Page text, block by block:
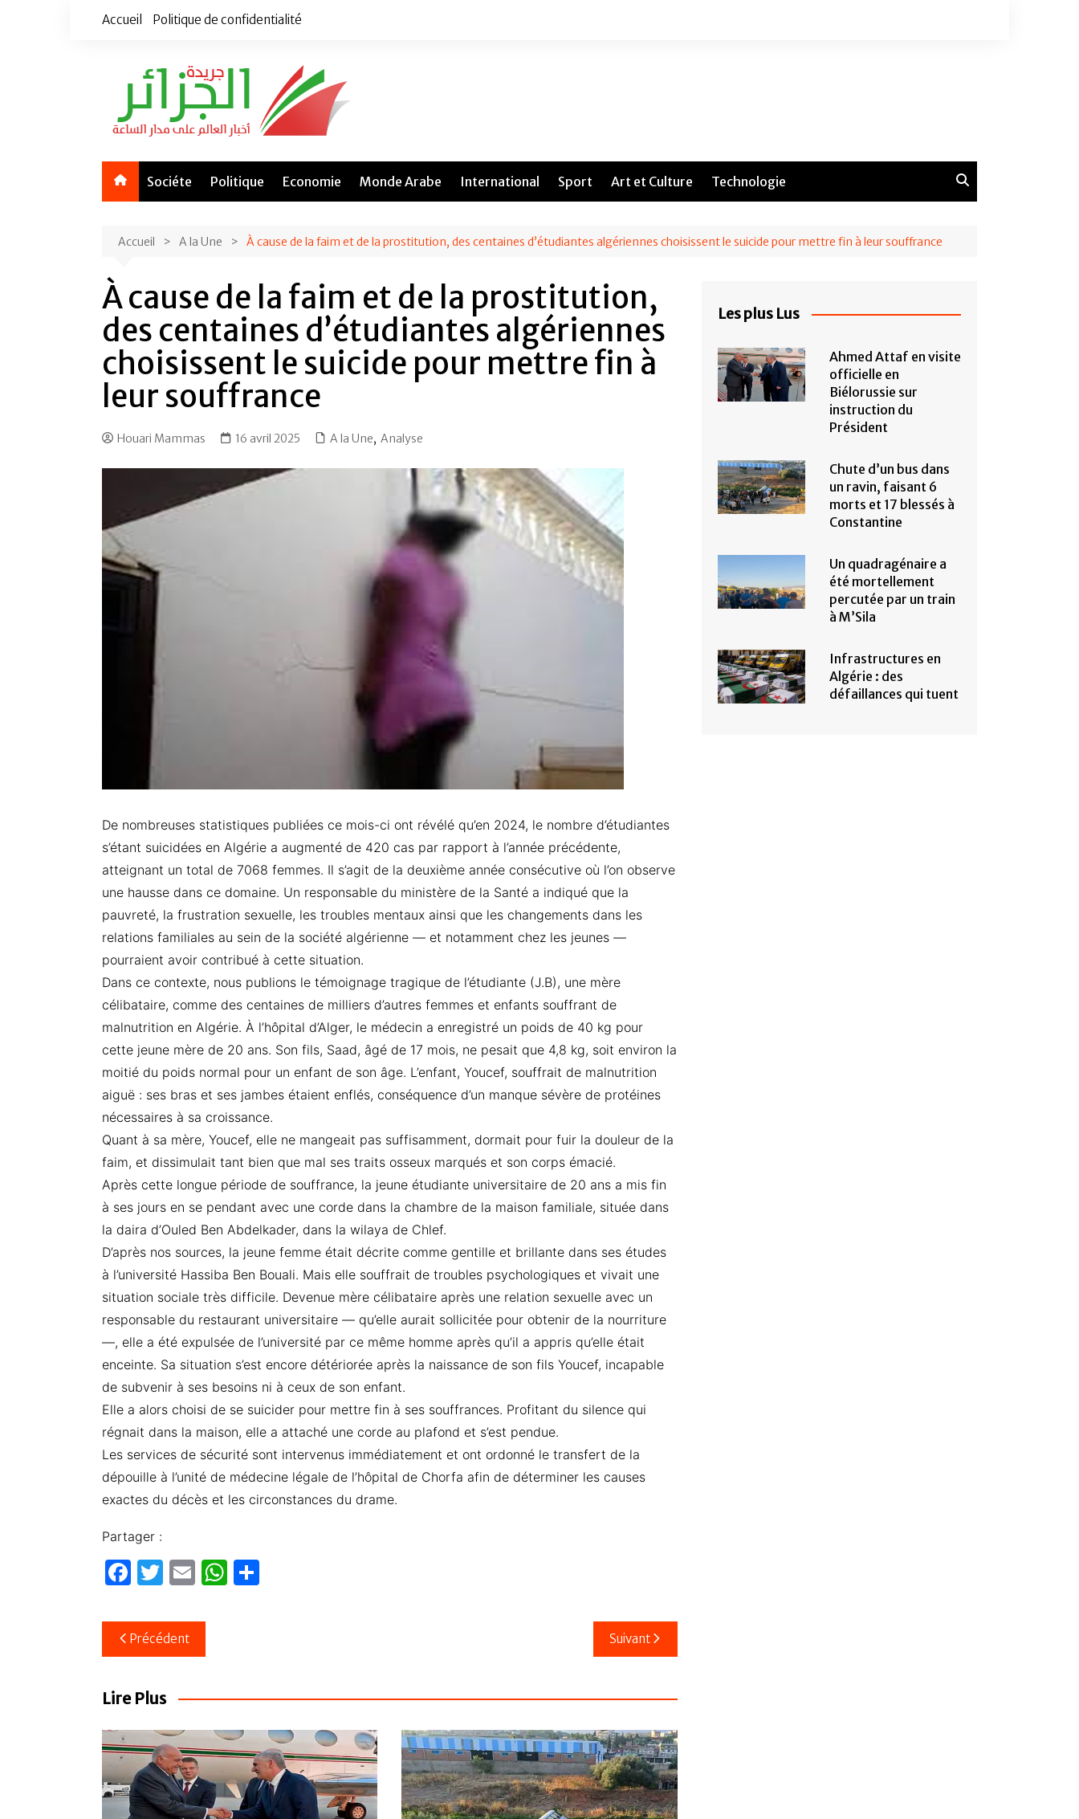
Accueil Politique de confidentialité
Sociéte Politique Economie Monde Arabe International Sport Art et Culture Technologie
Accueil A la Une À cause de la faim et de la prostitution, des centaines d’étudiantes algériennes choisissent le suicide pour mettre fin à leur souffrance
À cause de la faim et de la prostitution,
des centaines d’étudiantes algériennes
choisissent le suicide pour mettre fin à
leur souffrance
Houari Mammas 16 avril 2025 A la Une, Analyse
De nombreuses statistiques publiées ce mois-ci ont révélé qu’en 2024, le nombre d’étudiantes
s’étant suicidées en Algérie a augmenté de 420 cas par rapport à l’année précédente,
atteignant un total de 7068 femmes. Il s’agit de la deuxième année consécutive où l’on observe
une hausse dans ce domaine. Un responsable du ministère de la Santé a indiqué que la
pauvreté, la frustration sexuelle, les troubles mentaux ainsi que les changements dans les
relations familiales au sein de la société algérienne — et notamment chez les jeunes —
pourraient avoir contribué à cette situation.
Dans ce contexte, nous publions le témoignage tragique de l’étudiante (J.B), une mère
célibataire, comme des centaines de milliers d’autres femmes et enfants souffrant de
malnutrition en Algérie. À l’hôpital d’Alger, le médecin a enregistré un poids de 40 kg pour
cette jeune mère de 20 ans. Son fils, Saad, âgé de 17 mois, ne pesait que 4,8 kg, soit environ la
moitié du poids normal pour un enfant de son âge. L’enfant, Youcef, souffrait de malnutrition
aiguë : ses bras et ses jambes étaient enflés, conséquence d’un manque sévère de protéines
nécessaires à sa croissance.
Quant à sa mère, Youcef, elle ne mangeait pas suffisamment, dormait pour fuir la douleur de la
faim, et dissimulait tant bien que mal ses traits osseux marqués et son corps émacié.
Après cette longue période de souffrance, la jeune étudiante universitaire de 20 ans a mis fin
à ses jours en se pendant avec une corde dans la chambre de la maison familiale, située dans
la daira d’Ouled Ben Abdelkader, dans la wilaya de Chlef.
D’après nos sources, la jeune femme était décrite comme gentille et brillante dans ses études
à l’université Hassiba Ben Bouali. Mais elle souffrait de troubles psychologiques et vivait une
situation sociale très difficile. Devenue mère célibataire après une relation sexuelle avec un
responsable du restaurant universitaire — qu’elle aurait sollicitée pour obtenir de la nourriture
—, elle a été expulsée de l’université par ce même homme après qu’il a appris qu’elle était
enceinte. Sa situation s’est encore détériorée après la naissance de son fils Youcef, incapable
de subvenir à ses besoins ni à ceux de son enfant.
Elle a alors choisi de se suicider pour mettre fin à ses souffrances. Profitant du silence qui
régnait dans la maison, elle a attaché une corde au plafond et s’est pendue.
Les services de sécurité sont intervenus immédiatement et ont ordonné le transfert de la
dépouille à l’unité de médecine légale de l’hôpital de Chorfa afin de déterminer les causes
exactes du décès et les circonstances du drame.
Partager :
F
c
e
o
o
k
T
itt
er
E
ail
W
p
p
Navigation
de
l’article
Précédent Suivant
Lire Plus
Les plus Lus
Ahmed Attaf en visite
officielle en
Biélorussie sur
instruction du
Président
Chute d’un bus dans
un ravin, faisant 6
morts et 17 blessés à
Constantine
Un quadragénaire a
été mortellement
percutée par un train
à M’Sila
Infrastructures en
Algérie : des
défaillances qui tuent